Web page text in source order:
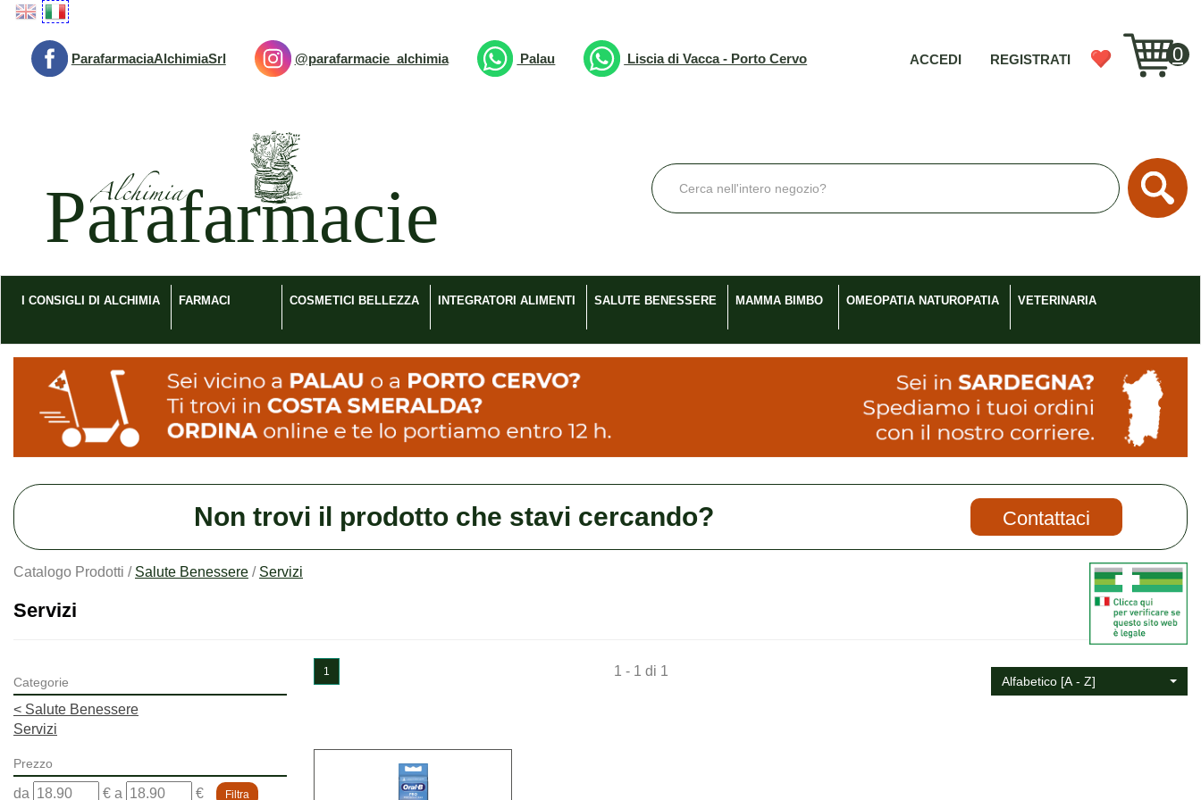
Passa
contenuto
principale
ParafarmaciaAlchimiaSrl @parafarmacie_alchimia Palau Liscia di Vacca - Porto Cervo ACCEDI REGISTRATI 0
Cerca
Prodotto
I CONSIGLI DI ALCHIMIA FARMACI COSMETICI BELLEZZA INTEGRATORI ALIMENTI SALUTE BENESSERE MAMMA BIMBO OMEOPATIA NATUROPATIA VETERINARIA
Non trovi il prodotto che stavi cercando? Contattaci
Catalogo Prodotti / Salute Benessere / Servizi
Servizi
Categorie
< Salute Benessere
Servizi
Prezzo
filtra
da € filtra
a €
1 1 - 1 di 1
Alfabetico [A - Z]